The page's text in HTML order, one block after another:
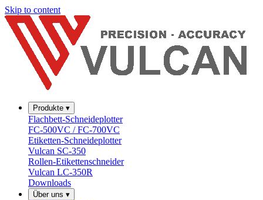
Skip to content
Produkte ▾
Flachbett-Schneideplotter
FC-500VC / FC-700VC
Etiketten-Schneideplotter
Vulcan SC-350
Rollen-Etikettenschneider
Vulcan LC-350R
Downloads
Über uns ▾